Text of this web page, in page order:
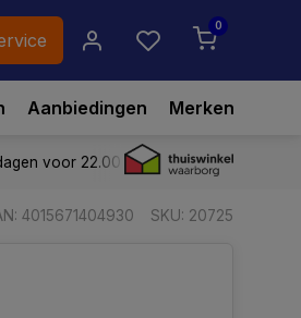
0
Aanbiedingen Merken
voor 22.00 uur besteld,vandaag
4015671404930 SKU: 20725